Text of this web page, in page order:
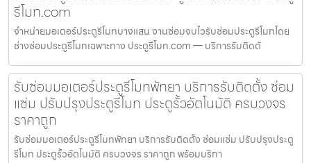
รีโมท.com
จำหน่ายมอเตอร์ประตูรีโมทบางแสน งานซ่อมจบไวรับซ่อมประตูรีโมทโดย
ช่างซ่อมประตูรีโมทเฉพาะทาง ประตูรีโมท.com — บริการรับติดตั
รับซ่อมมอเตอร์ประตูรีโมทพัทยา บริการรับติดตั้ง ซ่อม
แซ่ม ปรับปรุงประตูรีโมท ประตูรั้วอัตโนมัติ ครบวงจร
ราคาถูก
รับซ่อมมอเตอร์ประตูรีโมทพัทยา บริการรับติดตั้ง ซ่อมแซ่ม ปรับปรุงประตู
รีโมท ประตูรั้วอัตโนมัติ ครบวงจร ราคาถูก พร้อมบริกา